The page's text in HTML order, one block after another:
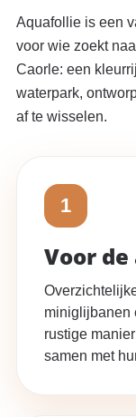
Aquafollie is een
voor wie zoekt
Caorle: een
waterpark,
af te wisselen.
1
Voor
miniglijbanen
rustige
samen met